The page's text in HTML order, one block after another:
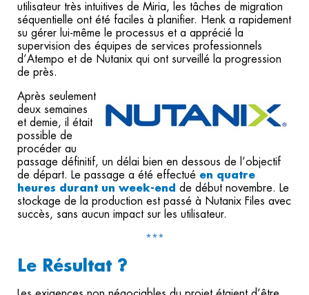
utilisateur très intuitives de Miria, les tâches de migration
séquentielle ont été faciles à planifier. Henk a rapidement
su gérer lui-même le processus et a apprécié la
supervision des équipes de services professionnels
d’Atempo et de Nutanix qui ont surveillé la progression
de près.
Après seulement
deux semaines
et demie, il était
possible de
procéder au
passage définitif, un délai bien en dessous de l’objectif
de départ. Le passage a été effectué en quatre
heures durant un week-end de début novembre. Le
stockage de la production est passé à Nutanix Files avec
succès, sans aucun impact sur les utilisateur.
***
Le Résultat ?